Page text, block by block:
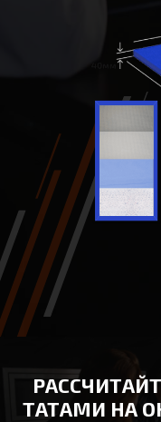
ТАТАМИ НА